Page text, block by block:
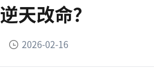
逆天改命？
2026-02-16